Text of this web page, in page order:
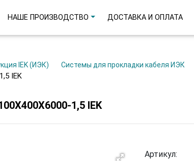
НАШЕ ПРОИЗВОДСТВО ДОСТАВКА И ОПЛАТА
IEK (ИЭК) Системы для прокладки кабеля ИЭК
IEK
1,5 IEK
Артикул: